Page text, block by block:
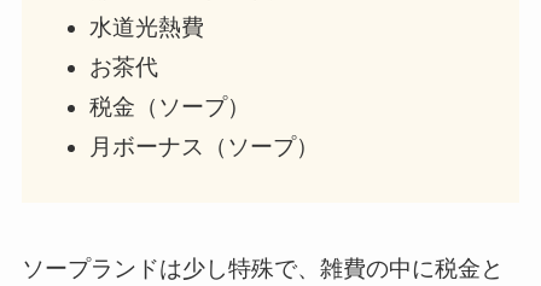
水道光熱費
お茶代
税金（ソープ）
月ボーナス（ソープ）
ソープランドは少し特殊で、雑費の中に税金と